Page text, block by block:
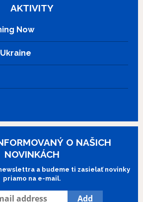
AKTIVITY
Now
O NAŠICH
NOVINKÁCH
a budeme ti zasielať novinky
priamo na e-mail.